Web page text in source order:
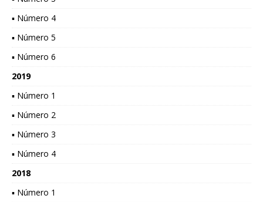
▪ Número 4
▪ Número 5
▪ Número 6
2019
▪ Número 1
▪ Número 2
▪ Número 3
▪ Número 4
2018
▪ Número 1